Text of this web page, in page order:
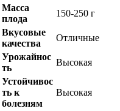
Масса
плода
150-250 г
Вкусовые
качества
Отличные
Урожайнос
ть
Высокая
Устойчивос
ть к
болезням
Высокая